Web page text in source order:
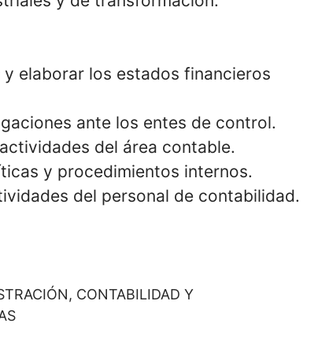
elaborar los estados financieros
ante los entes de control.
del área contable.
y procedimientos internos.
del personal de contabilidad.
CONTABILIDAD Y